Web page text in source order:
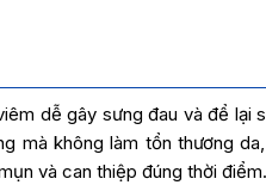
dễ gây sưng đau và để lại
mà không làm tổn thương
và can thiệp đúng thời